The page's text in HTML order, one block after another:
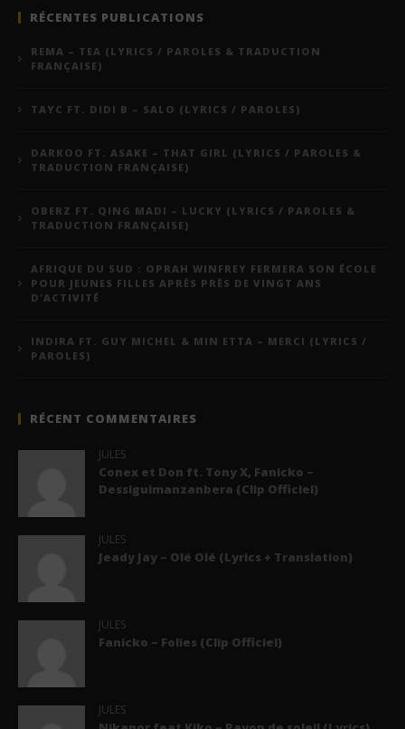
RÉCENTES PUBLICATIONS
REMA – TEA (LYRICS / PAROLES & TRADUCTION
FRANÇAISE)
TAYC FT. DIDI B – SALO (LYRICS / PAROLES)
DARKOO FT. ASAKE – THAT GIRL (LYRICS / PAROLES &
TRADUCTION FRANÇAISE)
OBERZ FT. QING MADI – LUCKY (LYRICS / PAROLES &
TRADUCTION FRANÇAISE)
AFRIQUE DU SUD : OPRAH WINFREY FERMERA SON ÉCOLE
POUR JEUNES FILLES APRÈS PRÈS DE VINGT ANS
D’ACTIVITÉ
INDIRA FT. GUY MICHEL & MIN ETTA – MERCI (LYRICS /
PAROLES)
RÉCENT COMMENTAIRES
JULES
Conex et Don ft. Tony X, Fanicko –
Dessiguimanzanbera (Clip Officiel)
JULES
Jeady Jay – Olé Olé (Lyrics + Translation)
JULES
Fanicko – Folies (Clip Officiel)
JULES